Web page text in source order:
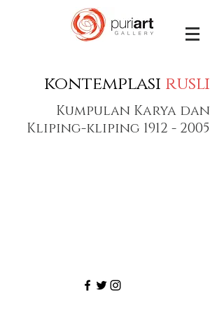
kontemplasi rusli
Kumpulan Karya dan
Kliping-kliping 1912 - 2005